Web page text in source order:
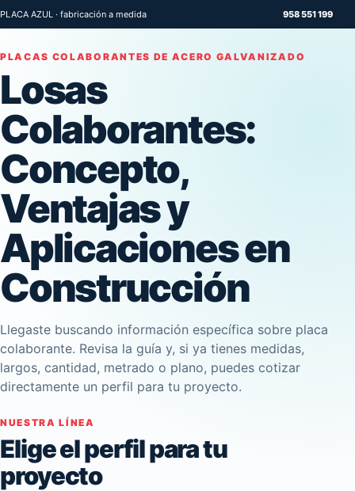
PLACA AZUL · fabricación a medida 958 551 199
PLACAS COLABORANTES DE ACERO GALVANIZADO
Losas
Colaborantes:
Concepto,
Ventajas y
Aplicaciones en
Construcción
Llegaste buscando información específica sobre placa
colaborante. Revisa la guía y, si ya tienes medidas,
largos, cantidad, metrado o plano, puedes cotizar
directamente un perfil para tu proyecto.
NUESTRA LÍNEA
Elige el perfil para tu
proyecto